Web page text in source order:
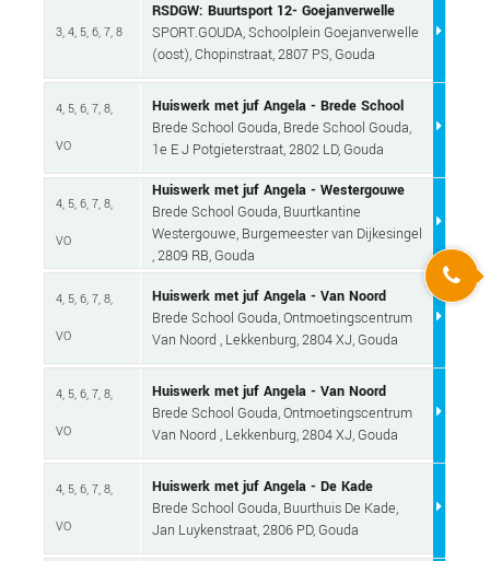
3, 4, 5, 6, 7, 8
RSDGW: Buurtsport 12- Goejanverwelle
SPORT.GOUDA, Schoolplein Goejanverwelle
(oost), Chopinstraat, 2807 PS, Gouda
4, 5, 6, 7, 8,
VO
Huiswerk met juf Angela - Brede School
Brede School Gouda, Brede School Gouda,
1e E J Potgieterstraat, 2802 LD, Gouda
4, 5, 6, 7, 8,
VO
Huiswerk met juf Angela - Westergouwe
Brede School Gouda, Buurtkantine
Westergouwe, Burgemeester van Dijkesingel
, 2809 RB, Gouda
4, 5, 6, 7, 8,
VO
Huiswerk met juf Angela - Van Noord
Brede School Gouda, Ontmoetingscentrum
Van Noord , Lekkenburg, 2804 XJ, Gouda
4, 5, 6, 7, 8,
VO
Huiswerk met juf Angela - Van Noord
Brede School Gouda, Ontmoetingscentrum
Van Noord , Lekkenburg, 2804 XJ, Gouda
4, 5, 6, 7, 8,
VO
Huiswerk met juf Angela - De Kade
Brede School Gouda, Buurthuis De Kade,
Jan Luykenstraat, 2806 PD, Gouda